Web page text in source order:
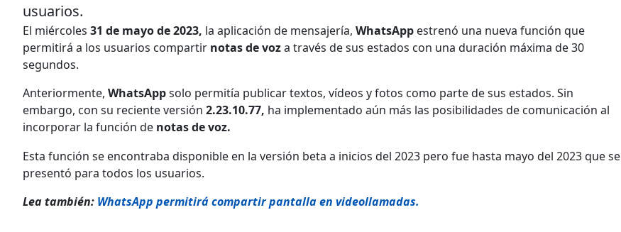
usuarios.
El miércoles 31 de mayo de 2023, la aplicación de mensajería, WhatsApp estrenó una nueva función que
permitirá a los usuarios compartir notas de voza través de sus estados con una duración máxima de 30
segundos.
Anteriormente, WhatsAppsolo permitía publicar textos, vídeos y fotos como parte de sus estados. Sin
embargo, con su reciente versión 2.23.10.77, ha implementado aún más las posibilidades de comunicación al
incorporar la función de notas de voz.
Esta función se encontraba disponible en la versión beta a inicios del 2023 pero fue hasta mayo del 2023 que se
presentó para todos los usuarios.
Lea también: WhatsApp permitirá compartir pantalla en videollamadas.